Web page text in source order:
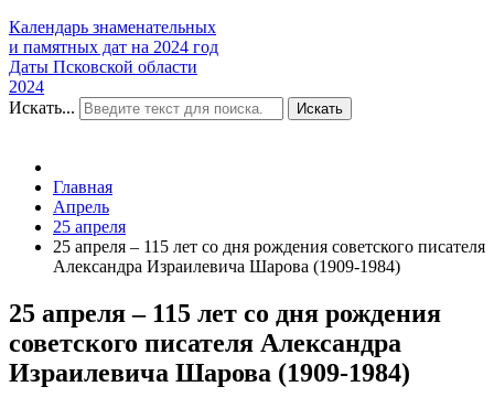
Календарь знаменательных
и памятных дат на 2024 год
Даты Псковской области
2024
Искать...
Искать
Главная
Апрель
25 апреля
25 апреля – 115 лет со дня рождения советского писателя
Александра Израилевича Шарова (1909-1984)
25 апреля – 115 лет со дня рождения
советского писателя Александра
Израилевича Шарова (1909-1984)